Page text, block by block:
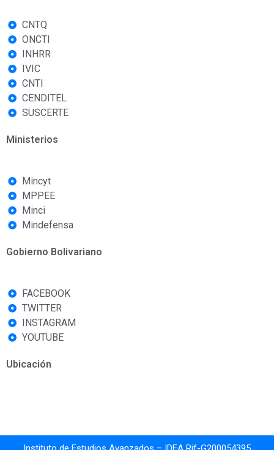
CNTQ
ONCTI
INHRR
IVIC
CNTI
CENDITEL
SUSCERTE
Ministerios
Mincyt
MPPEE
Minci
Mindefensa
Gobierno Bolivariano
FACEBOOK
TWITTER
INSTAGRAM
YOUTUBE
Ubicación